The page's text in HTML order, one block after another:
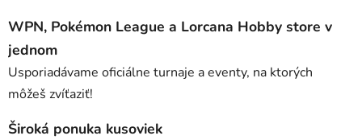
WPN, Pokémon League a Lorcana Hobby store v
jednom
Usporiadávame oficiálne turnaje a eventy, na ktorých
môžeš zvíťaziť!
Široká ponuka kusoviek